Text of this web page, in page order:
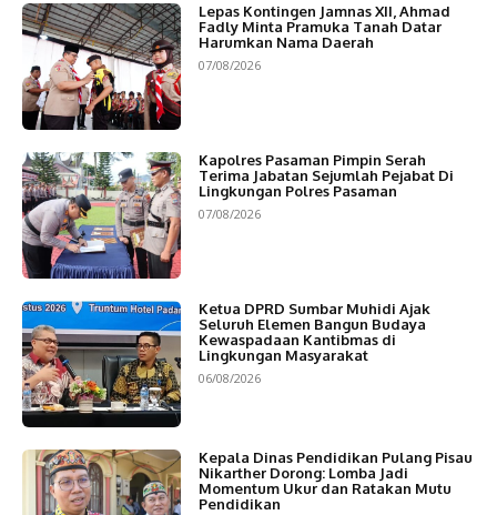
Lepas Kontingen Jamnas XII, Ahmad
Fadly Minta Pramuka Tanah Datar
Harumkan Nama Daerah
07/08/2026
Kapolres Pasaman Pimpin Serah
Terima Jabatan Sejumlah Pejabat Di
Lingkungan Polres Pasaman
07/08/2026
Ketua DPRD Sumbar Muhidi Ajak
Seluruh Elemen Bangun Budaya
Kewaspadaan Kantibmas di
Lingkungan Masyarakat
06/08/2026
Kepala Dinas Pendidikan Pulang Pisau
Nikarther Dorong: Lomba Jadi
Momentum Ukur dan Ratakan Mutu
Pendidikan